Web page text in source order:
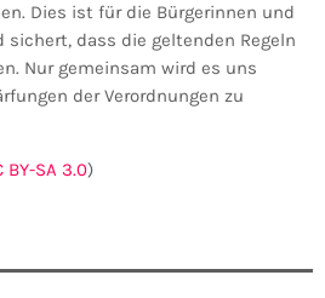
Dies ist für die Bürgerinnen und
sichert, dass die geltenden Regeln
Nur gemeinsam wird es uns
der Verordnungen zu
BY-SA 3.0)